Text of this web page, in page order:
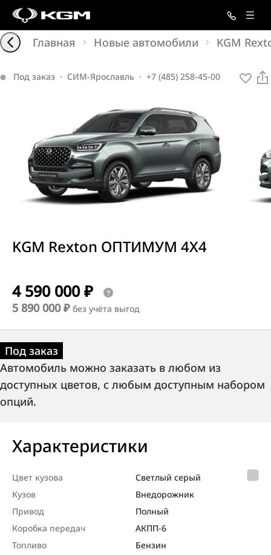
Главная Новые автомобили KGM
Под заказ · СИМ-Ярославль · +7 (485) 258-45-00
KGM Rexton ОПТИМУМ 4X4
4 590 000 ₽
5 890 000 ₽ без учёта выгод
Под заказ
Автомобиль можно заказать в любом из
доступных цветов, с любым доступным набором
опций.
Характеристики
Цвет кузова
Светлый серый
Кузов
Внедорож­ник
Привод
Полный
Коробка передач
АКПП-6
Топливо
Бензин